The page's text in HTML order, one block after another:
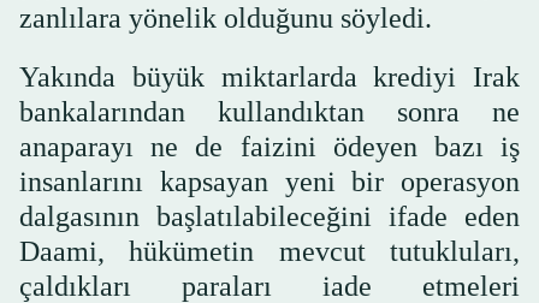
zanlılara yönelik olduğunu söyledi.
Yakında büyük miktarlarda krediyi Irak
bankalarından kullandıktan sonra ne
anaparayı ne de faizini ödeyen bazı iş
insanlarını kapsayan yeni bir operasyon
dalgasının başlatılabileceğini ifade eden
Daami, hükümetin mevcut tutukluları,
çaldıkları paraları iade etmeleri